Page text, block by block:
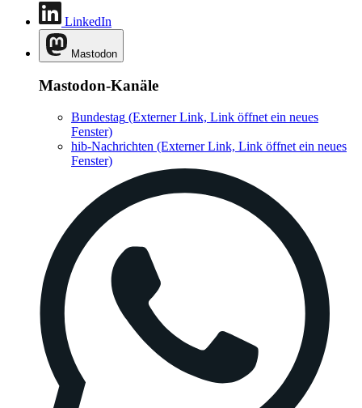
LinkedIn
Mastodon
Mastodon-Kanäle
Bundestag (Externer Link, Link öffnet ein neues
Fenster)
hib-Nachrichten (Externer Link, Link öffnet ein neues
Fenster)